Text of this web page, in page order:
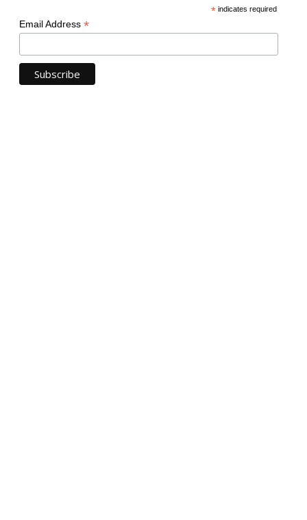
* indicates required
Email Address *